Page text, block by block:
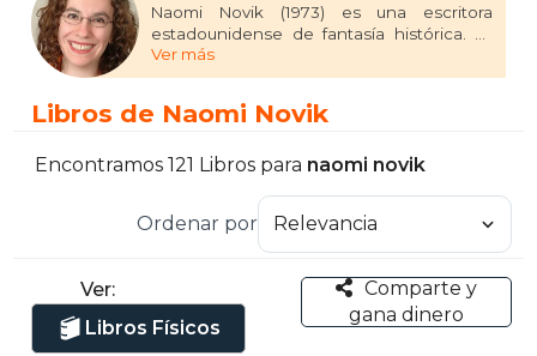
Naomi Novik (1973) es una escritora
estadounidense de fantasía histórica. Es
conocida en España por su saga
«Temerario« », pero sobre todo por su
libro, El dragón de su majestad, ganó en
primera mejor novela en ciencia ficción.
premio Hugo a la mejor novela. En 2016
ganó el premio Nébula a la mejor novela
por Un cuento oscuro (Uprooted).
Ver más
Libros de Naomi Novik
Encontramos 121 Libros para naomi novik
Ordenar por
Ver:
Libros Físicos
Comparte y
gana dinero